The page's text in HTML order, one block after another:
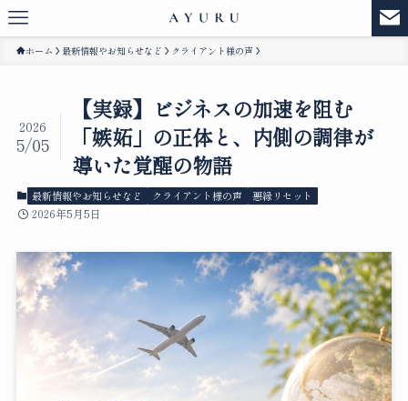
ホーム 最新情報やお知らせなど クライアント様の声
【実録】ビジネスの加速を阻む
「嫉妬」の正体と、内側の調律が
導いた覚醒の物語
2026
5/05
最新情報やお知らせなど クライアント様の声 悪縁リセット
2026年5月5日